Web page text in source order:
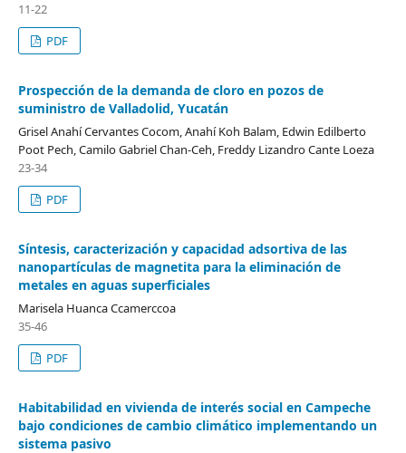
11-22
PDF
Prospección de la demanda de cloro en pozos de
suministro de Valladolid, Yucatán
Grisel Anahí Cervantes Cocom, Anahí Koh Balam, Edwin Edilberto
Poot Pech, Camilo Gabriel Chan-Ceh, Freddy Lizandro Cante Loeza
23-34
PDF
Síntesis, caracterización y capacidad adsortiva de las
nanopartículas de magnetita para la eliminación de
metales en aguas superficiales
Marisela Huanca Ccamerccoa
35-46
PDF
Habitabilidad en vivienda de interés social en Campeche
bajo condiciones de cambio climático implementando un
sistema pasivo